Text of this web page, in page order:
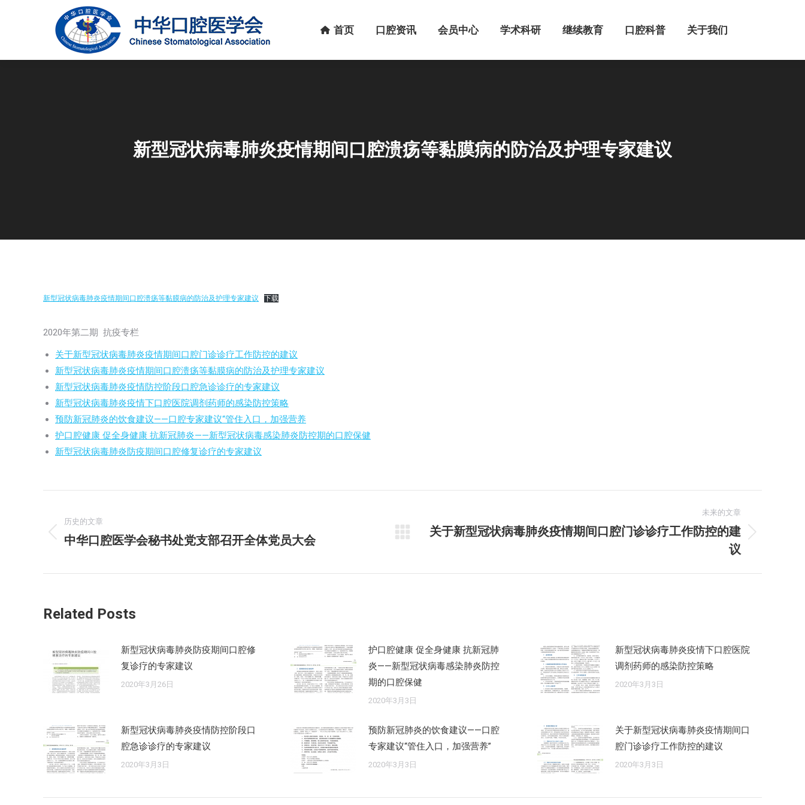
首页 口腔资讯 会员中心 学术科研 继续教育 口腔科普 关于我们
新型冠状病毒肺炎疫情期间口腔溃疡等黏膜病的防治及护理专家建议
新型冠状病毒肺炎疫情期间口腔溃疡等黏膜病的防治及护理专家建议 下载
2020年第二期 抗疫专栏
关于新型冠状病毒肺炎疫情期间口腔门诊诊疗工作防控的建议
新型冠状病毒肺炎疫情期间口腔溃疡等黏膜病的防治及护理专家建议
新型冠状病毒肺炎疫情防控阶段口腔急诊诊疗的专家建议
新型冠状病毒肺炎疫情下口腔医院调剂药师的感染防控策略
预防新冠肺炎的饮食建议——口腔专家建议“管住入口，加强营养
护口腔健康 促全身健康 抗新冠肺炎——新型冠状病毒感染肺炎防控期的口腔保健
新型冠状病毒肺炎防疫期间口腔修复诊疗的专家建议
章
航
历史的文章
历
的
中华口腔医学会秘书处党支部召开全体党员大会
未来的文章
未
的
关于新型冠状病毒肺炎疫情期间口腔门诊诊疗工作防控的建
议
Related Posts
新型冠状病毒肺炎防疫期间口腔修
复诊疗的专家建议
2020年3月26日
护口腔健康 促全身健康 抗新冠肺
炎——新型冠状病毒感染肺炎防控
期的口腔保健
2020年3月3日
新型冠状病毒肺炎疫情下口腔医院
调剂药师的感染防控策略
2020年3月3日
新型冠状病毒肺炎疫情防控阶段口
腔急诊诊疗的专家建议
2020年3月3日
预防新冠肺炎的饮食建议——口腔
专家建议“管住入口，加强营养”
2020年3月3日
关于新型冠状病毒肺炎疫情期间口
腔门诊诊疗工作防控的建议
2020年3月3日